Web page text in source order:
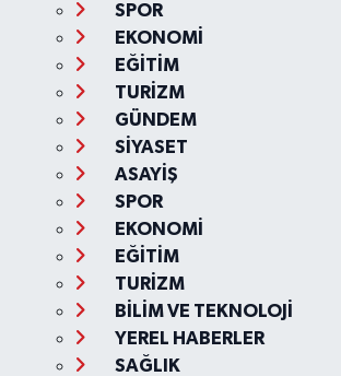
SPOR
EKONOMİ
EĞİTİM
TURİZM
GÜNDEM
SİYASET
ASAYİŞ
SPOR
EKONOMİ
EĞİTİM
TURİZM
BİLİM VE TEKNOLOJİ
YEREL HABERLER
SAĞLIK